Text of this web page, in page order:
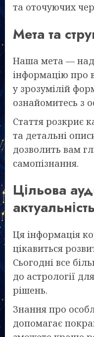
та оточуючих
Мета та
Наша мета —
інформацію про
у зрозумілій
ознайомитесь з
Стаття розкриє
та детальні
дозволить вам
самопізнання.
Цільова
Ця інформація
цікавиться
Сьогодні все
до астрології
рішень.
Знання про
допомагає